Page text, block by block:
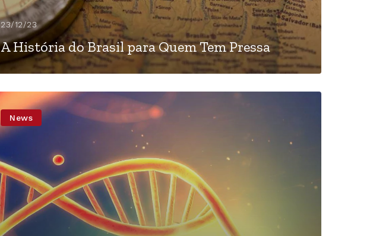
23/12/23
A História do Brasil para Quem Tem Pressa
News